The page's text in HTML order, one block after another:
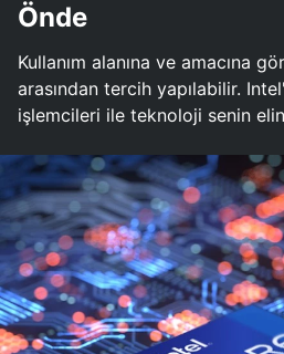
Önde
Kullanım alanına ve amacına
arasından tercih yapılabilir.
işlemcileri ile teknoloji senin